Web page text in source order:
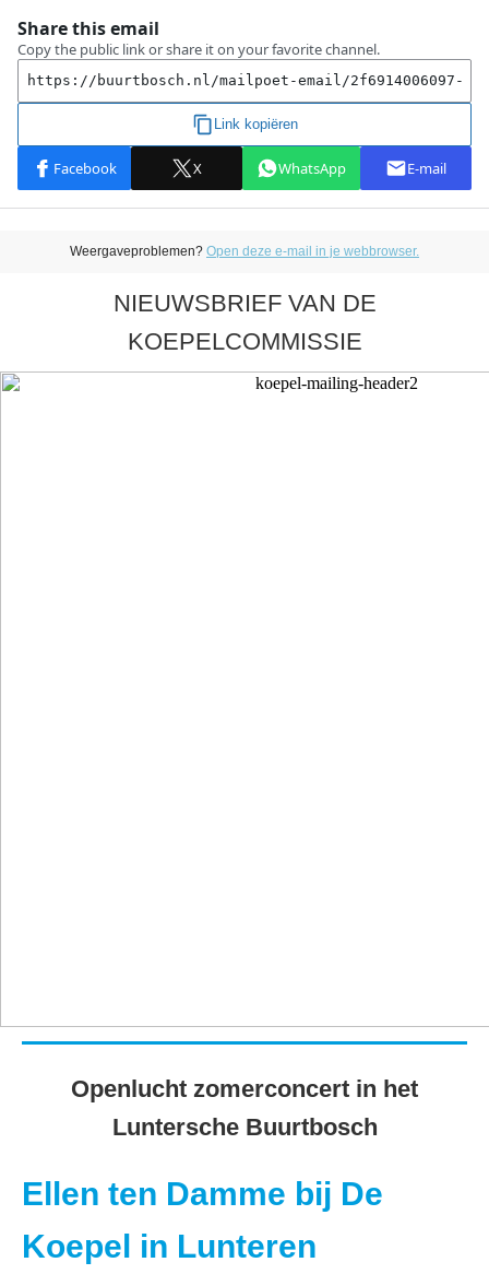
Weergaveproblemen? Open deze e-mail in je webbrowser.
NIEUWSBRIEF VAN DE
KOEPELCOMMISSIE
Openlucht zomerconcert in het
Luntersche Buurtbosch
Ellen ten Damme bij De
Koepel in Lunteren